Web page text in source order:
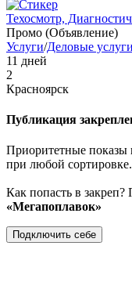
Техосмотр,
Промо (Объявление)
Услуги/Деловые услуги
11 дней
2
Красноярск
Публикация
Приоритетные показы
при любой сортировке.
Как попасть в
«Мегапоплавок»
Подключить себе